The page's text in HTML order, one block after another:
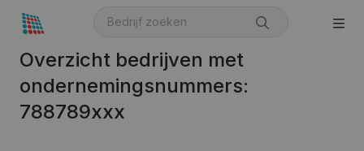
Overzicht bedrijven met
ondernemingsnummers:
788789xxx